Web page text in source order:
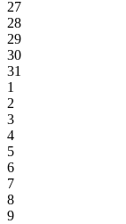
27
28
29
30
31
1
2
3
4
5
6
7
8
9